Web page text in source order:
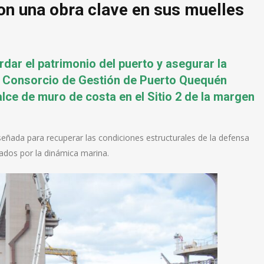
una obra clave en sus muelles
el patrimonio del puerto y asegurar la
de Gestión de Puerto Quequén
de muro de costa en el Sitio 2 de la margen
para recuperar las condiciones estructurales de la defensa
por la dinámica marina.